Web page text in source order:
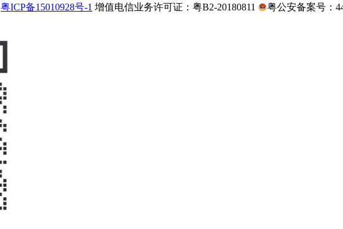
粤ICP备15010928号-1 增值电信业务许可证：粤B2-20180811 粤公安备案号：